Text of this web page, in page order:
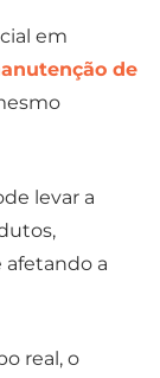
em
de
levar a
afetando a
real, o